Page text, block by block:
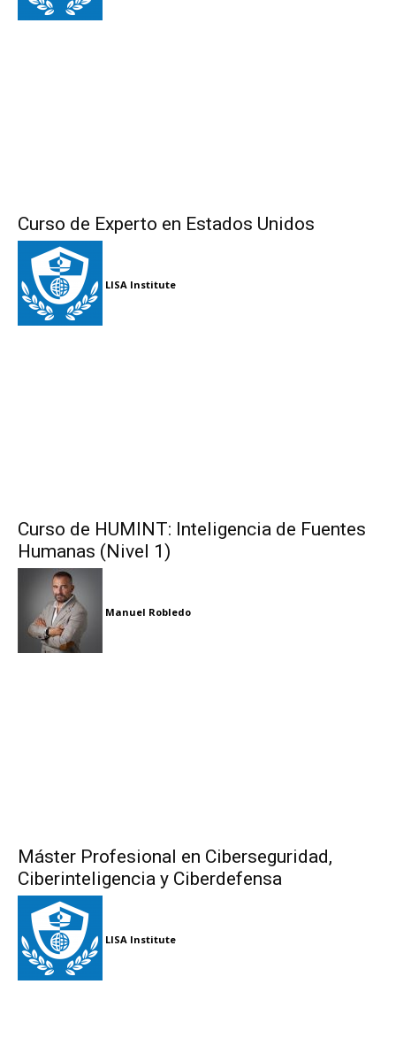
Curso de Experto en Estados Unidos
LISA Institute
Curso de HUMINT: Inteligencia de Fuentes
Humanas (Nivel 1)
Manuel Robledo
Máster Profesional en Ciberseguridad,
Ciberinteligencia y Ciberdefensa
LISA Institute